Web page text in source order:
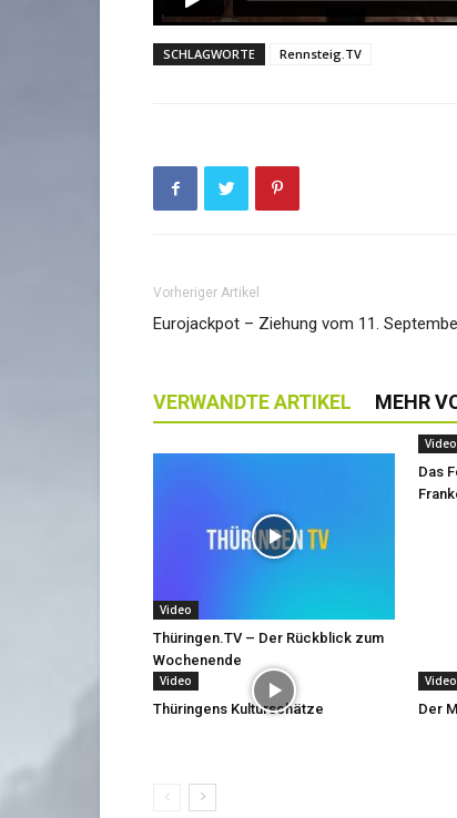
SCHLAGWORTE Rennsteig.TV
Vorheriger Artikel
Eurojackpot – Ziehung vom 11.
VERWANDTE ARTIKEL MEHR
Video
Thüringen.TV – Der Rückblick zum
Wochenende
Video
Das
Video
Thüringens Kulturschätze
Video
Der